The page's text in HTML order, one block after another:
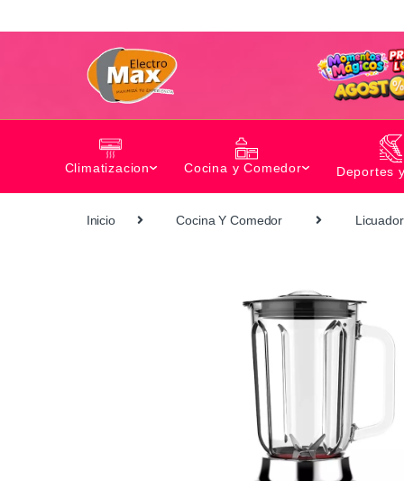
Climatizacion Cocina y Comedor Deportes
Inicio Cocina Y Comedor